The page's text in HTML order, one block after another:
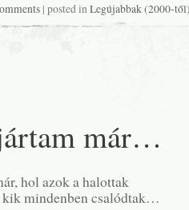
| posted inLegújabbak (2000-
már…
hol azok a halottak
mindenben csalódtak…